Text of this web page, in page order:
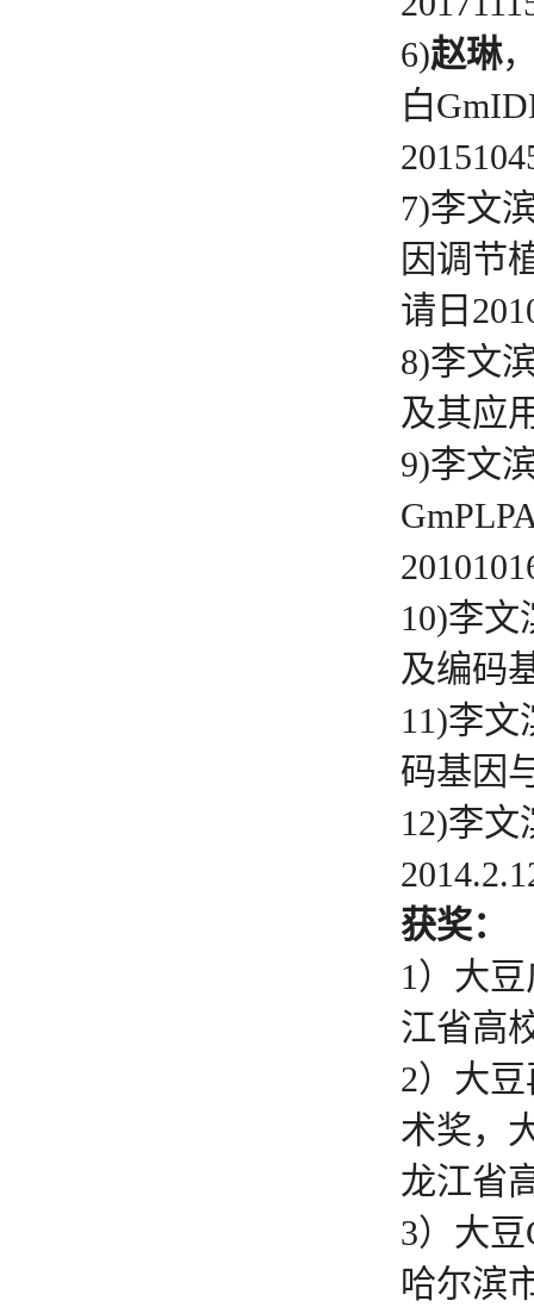
6)赵琳
白
7)李文
因调节
请日
8)李文
及其应
9)李文
10)李文
及编码
11)李文
码基因
12)李文
获奖：
1）大
江省高
2）大
术奖，
龙江省
3）大
哈尔滨